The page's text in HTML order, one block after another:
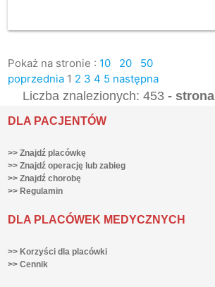
Pokaż na stronie : 10 20
50
poprzednia 1 2 3 4 5 następna
Liczba znalezionych: 453- strona
DLA PACJENTÓW
>> Znajdź placówkę
>> Znajdź operację lub zabieg
>> Znajdź chorobę
>> Regulamin
DLA PLACÓWEK MEDYCZNYCH
>> Korzyści dla placówki
>> Cennik